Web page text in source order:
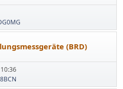
(BRD)